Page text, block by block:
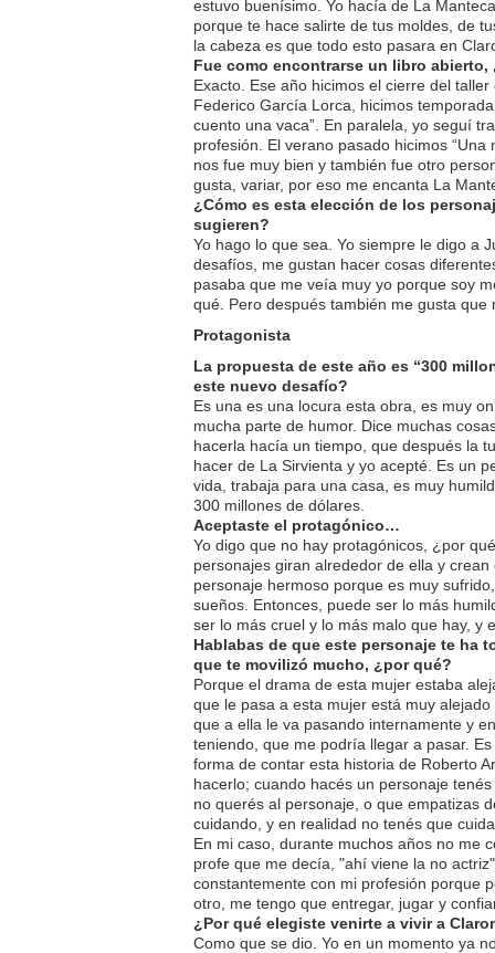
estuvo buenísimo. Yo hacía de La
porque te hace salirte de tus moldes, de
la cabeza es que todo esto pasara en
Fue como encontrarse un libro abierto,
Exacto. Ese año hicimos el cierre del
Federico García Lorca, hicimos
cuento una vaca”. En paralela, yo seguí
profesión. El verano pasado hicimos “Una
nos fue muy bien y también fue otro
gusta, variar, por eso me encanta La
¿Cómo es esta elección de los
sugieren?
Yo hago lo que sea. Yo siempre le digo a
desafíos, me gustan hacer cosas
pasaba que me veía muy yo porque soy
qué. Pero después también me gusta que
Protagonista
La propuesta de este año es “300
este nuevo desafío?
Es una es una locura esta obra, es muy
mucha parte de humor. Dice muchas
hacerla hacía un tiempo, que después la
hacer de La Sirvienta y yo acepté. Es un
vida, trabaja para una casa, es muy
300 millones de dólares.
Aceptaste el protagónico…
Yo digo que no hay protagónicos, ¿por
personajes giran alrededor de ella y
personaje hermoso porque es muy
sueños. Entonces, puede ser lo más
ser lo más cruel y lo más malo que hay, y
Hablabas de que este personaje te ha
que te movilizó mucho, ¿por qué?
Porque el drama de esta mujer estaba
que le pasa a esta mujer está muy
que a ella le va pasando internamente y
teniendo, que me podría llegar a pasar.
forma de contar esta historia de Roberto
hacerlo; cuando hacés un personaje
no querés al personaje, o que empatizas
cuidando, y en realidad no tenés que
En mi caso, durante muchos años no me
profe que me decía, "ahí viene la no
constantemente con mi profesión porque
otro, me tengo que entregar, jugar y
¿Por qué elegiste venirte a vivir a
Como que se dio. Yo en un momento ya